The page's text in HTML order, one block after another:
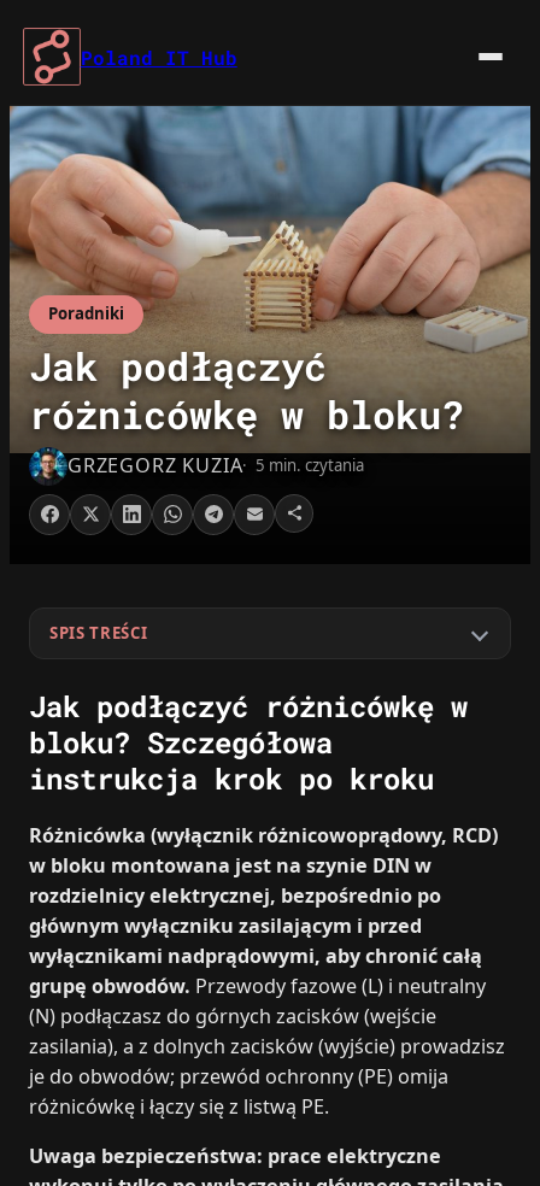
Przejdź
treści
Poland IT Hub
Poradniki
Jak podłączyć
różnicówkę w bloku?
GRZEGORZ KUZIA 5 min. czytania
SPIS TREŚCI
Jak podłączyć różnicówkę w
bloku? Szczegółowa
instrukcja krok po kroku
Różnicówka (wyłącznik różnicowoprądowy, RCD)
w bloku montowana jest na szynie DIN w
rozdzielnicy elektrycznej, bezpośrednio po
głównym wyłączniku zasilającym i przed
wyłącznikami nadprądowymi, aby chronić całą
grupę obwodów. Przewody fazowe (L) i neutralny
(N) podłączasz do górnych zacisków (wejście
zasilania), a z dolnych zacisków (wyjście) prowadzisz
je do obwodów; przewód ochronny (PE) omija
różnicówkę i łączy się z listwą PE.
Uwaga bezpieczeństwa: prace elektryczne